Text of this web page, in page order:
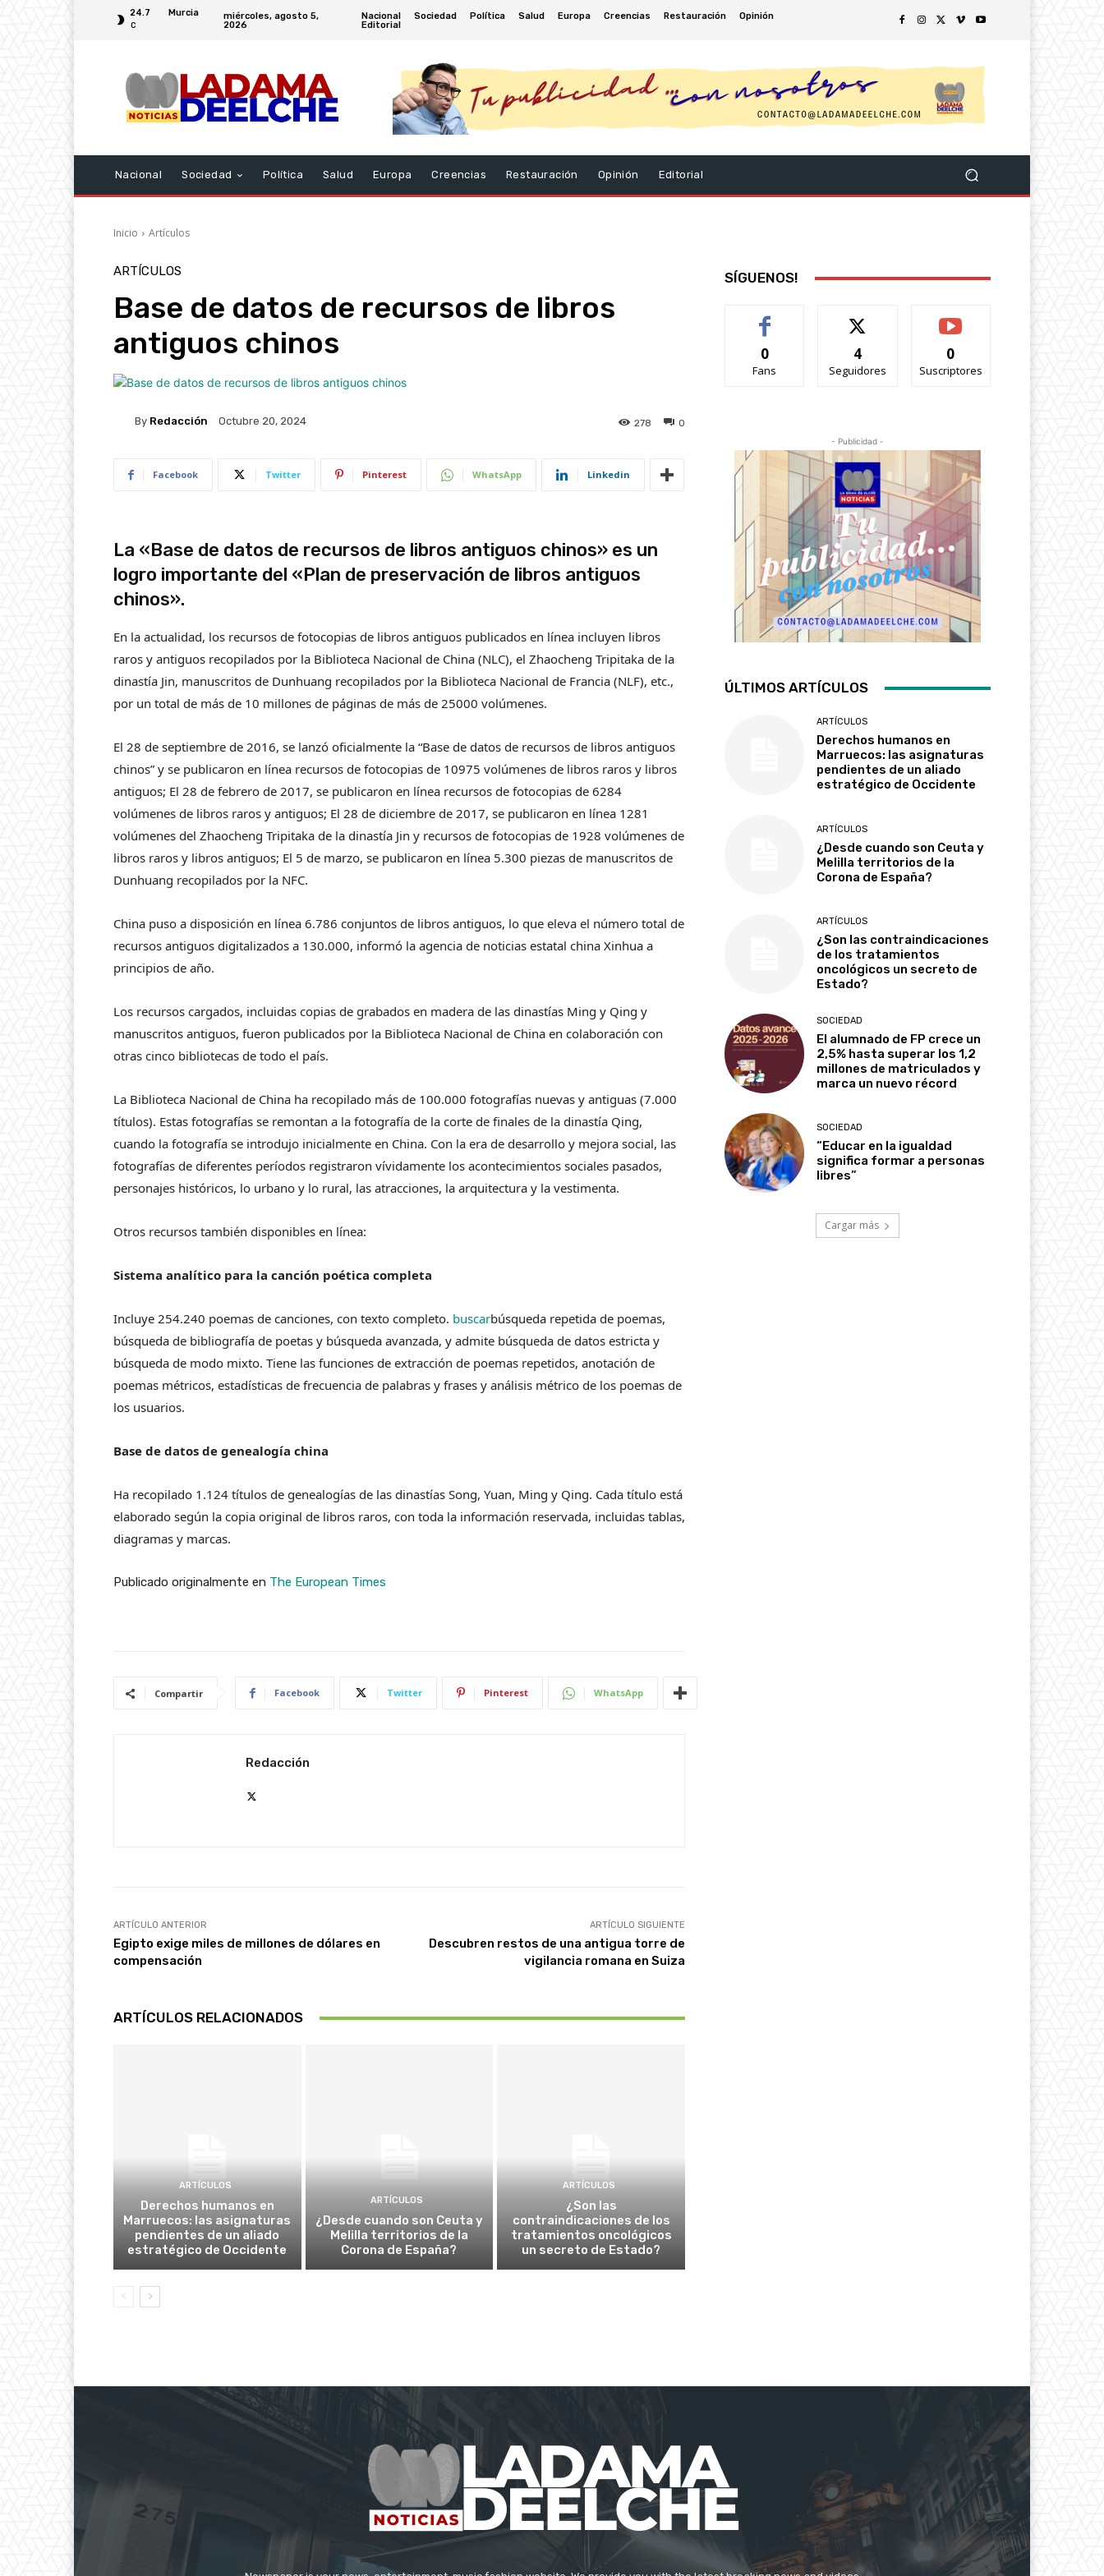
24.7
C
Murcia
miércoles, agosto 5,
2026
Nacional Sociedad Política Salud Europa Creencias Restauración
Opinión
Editorial
Nacional Sociedad Política Salud Europa Creencias Restauración Opinión Editorial
Inicio Artículos
ARTÍCULOS
Base de datos de recursos de libros
antiguos chinos
By Redacción Octubre 20, 2024 0
278
Facebook Twitter Pinterest WhatsApp Linkedin
La «Base de datos de recursos de libros antiguos chinos» es un
logro importante del «Plan de preservación de libros antiguos
chinos».
En la actualidad, los recursos de fotocopias de libros antiguos publicados en línea incluyen libros
raros y antiguos recopilados por la Biblioteca Nacional de China (NLC), el Zhaocheng Tripitaka de la
dinastía Jin, manuscritos de Dunhuang recopilados por la Biblioteca Nacional de Francia (NLF), etc.,
por un total de más de 10 millones de páginas de más de 25000 volúmenes.
El 28 de septiembre de 2016, se lanzó oficialmente la “Base de datos de recursos de libros antiguos
chinos” y se publicaron en línea recursos de fotocopias de 10975 volúmenes de libros raros y libros
antiguos; El 28 de febrero de 2017, se publicaron en línea recursos de fotocopias de 6284
volúmenes de libros raros y antiguos; El 28 de diciembre de 2017, se publicaron en línea 1281
volúmenes del Zhaocheng Tripitaka de la dinastía Jin y recursos de fotocopias de 1928 volúmenes de
libros raros y libros antiguos; El 5 de marzo, se publicaron en línea 5.300 piezas de manuscritos de
Dunhuang recopilados por la NFC.
China puso a disposición en línea 6.786 conjuntos de libros antiguos, lo que eleva el número total de
recursos antiguos digitalizados a 130.000, informó la agencia de noticias estatal china Xinhua a
principios de año.
Los recursos cargados, incluidas copias de grabados en madera de las dinastías Ming y Qing y
manuscritos antiguos, fueron publicados por la Biblioteca Nacional de China en colaboración con
otras cinco bibliotecas de todo el país.
La Biblioteca Nacional de China ha recopilado más de 100.000 fotografías nuevas y antiguas (7.000
títulos). Estas fotografías se remontan a la fotografía de la corte de finales de la dinastía Qing,
cuando la fotografía se introdujo inicialmente en China. Con la era de desarrollo y mejora social, las
fotografías de diferentes períodos registraron vívidamente los acontecimientos sociales pasados,
personajes históricos, lo urbano y lo rural, las atracciones, la arquitectura y la vestimenta.
Otros recursos también disponibles en línea:
Sistema analítico para la canción poética completa
Incluye 254.240 poemas de canciones, con texto completo. buscarbúsqueda repetida de poemas,
búsqueda de bibliografía de poetas y búsqueda avanzada, y admite búsqueda de datos estricta y
búsqueda de modo mixto. Tiene las funciones de extracción de poemas repetidos, anotación de
poemas métricos, estadísticas de frecuencia de palabras y frases y análisis métrico de los poemas de
los usuarios.
Base de datos de genealogía china
Ha recopilado 1.124 títulos de genealogías de las dinastías Song, Yuan, Ming y Qing. Cada título está
elaborado según la copia original de libros raros, con toda la información reservada, incluidas tablas,
diagramas y marcas.
Publicado originalmente en The European Times
Compartir Facebook Twitter Pinterest WhatsApp
Redacción
ARTÍCULO ANTERIOR
Egipto exige miles de millones de dólares en
compensación
ARTÍCULO SIGUIENTE
Descubren restos de una antigua torre de
vigilancia romana en Suiza
ARTÍCULOS RELACIONADOS
ARTÍCULOS
Derechos humanos en
Marruecos: las asignaturas
pendientes de un aliado
estratégico de Occidente
ARTÍCULOS
¿Desde cuando son Ceuta y
Melilla territorios de la
Corona de España?
ARTÍCULOS
¿Son las
contraindicaciones de los
tratamientos oncológicos
un secreto de Estado?
SÍGUENOS!
0
Fans
4
Seguidores
0
Suscriptores
- Publicidad -
ÚLTIMOS ARTÍCULOS
ARTÍCULOS
Derechos humanos en
Marruecos: las asignaturas
pendientes de un aliado
estratégico de Occidente
ARTÍCULOS
¿Desde cuando son Ceuta y
Melilla territorios de la
Corona de España?
ARTÍCULOS
¿Son las contraindicaciones
de los tratamientos
oncológicos un secreto de
Estado?
SOCIEDAD
El alumnado de FP crece un
2,5% hasta superar los 1,2
millones de matriculados y
marca un nuevo récord
SOCIEDAD
“Educar en la igualdad
significa formar a personas
libres”
Cargar más